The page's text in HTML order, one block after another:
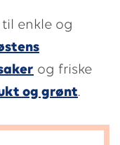
enkle og
og friske
og grønt.